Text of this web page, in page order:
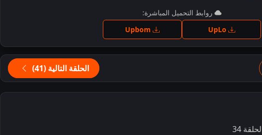
اضغط للمشاهدة
روابط التحميل المباشرة:
الحلقة التالية (41)
34